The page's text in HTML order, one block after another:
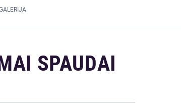
SPAUDAI